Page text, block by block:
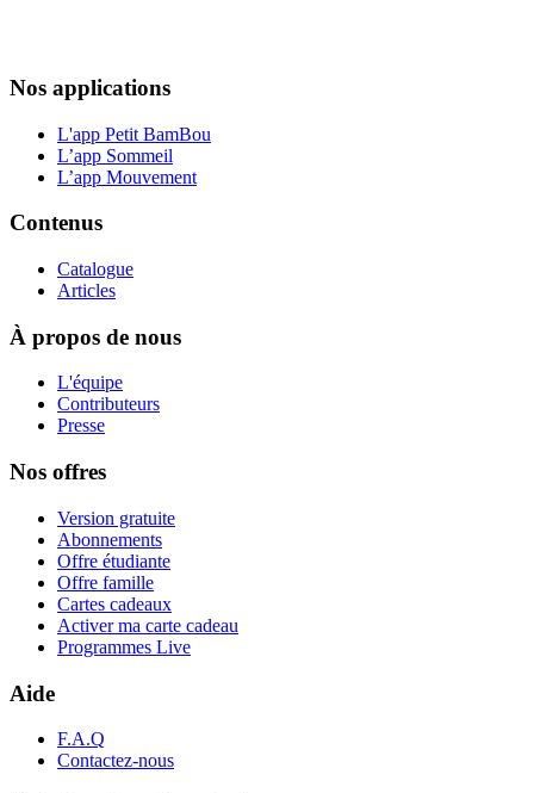
Nos applications
L'app Petit BamBou
L’app Sommeil
L’app Mouvement
Contenus
Catalogue
Articles
À propos de nous
L'équipe
Contributeurs
Presse
Nos offres
Version gratuite
Abonnements
Offre étudiante
Offre famille
Cartes cadeaux
Activer ma carte cadeau
Programmes Live
Aide
F.A.Q
Contactez-nous